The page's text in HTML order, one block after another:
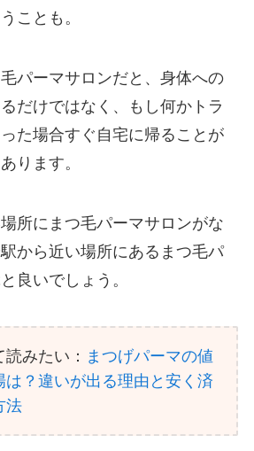
ことも。
パーマサロンだと、身体への
だけではなく、もし何かトラ
た場合すぐ自宅に帰ることが
ります。
所にまつ毛パーマサロンがな
から近い場所にあるまつ毛パ
良いでしょう。
みたい： まつげパーマの値
は？違いが出る理由と安く済
法